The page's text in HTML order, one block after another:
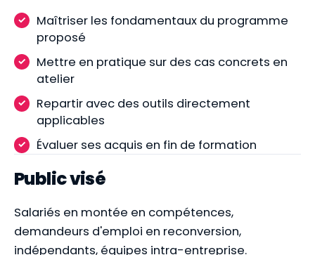
Maîtriser les fondamentaux du programme
proposé
Mettre en pratique sur des cas concrets en
atelier
Repartir avec des outils directement
applicables
Évaluer ses acquis en fin de formation
Public visé
Salariés en montée en compétences,
demandeurs d'emploi en reconversion,
indépendants, équipes intra-entreprise.